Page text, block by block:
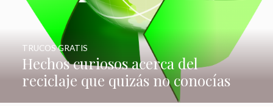
Hechos curiosos acerca del
reciclaje que quizás no conocías
TRUCOS GRATIS